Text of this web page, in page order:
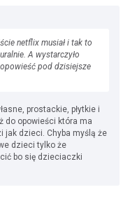
netflix musiał i tak to
A wystarczyło
pod dzisiejsze
prostackie, płytkie i
do opowieści która ma
jak dzieci. Chyba myślą że
dzieci tylko że
bo się dzieciaczki